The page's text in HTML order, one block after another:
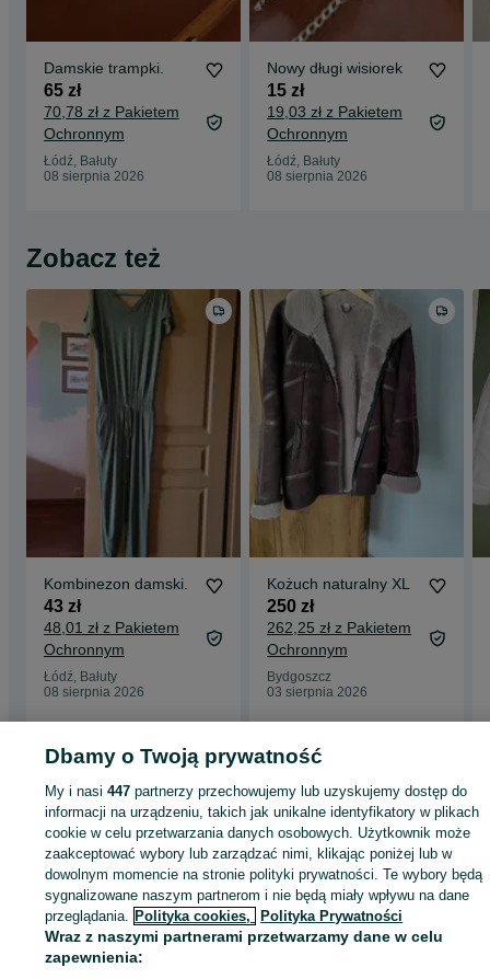
Damskie trampki.
65 zł
70,78 zł z Pakietem
Ochronnym
Łódź, Bałuty
08 sierpnia 2026
Nowy długi wisiorek
15 zł
19,03 zł z Pakietem
Ochronnym
Łódź, Bałuty
08 sierpnia 2026
Zobacz też
Kombinezon damski.
43 zł
48,01 zł z Pakietem
Ochronnym
Łódź, Bałuty
08 sierpnia 2026
Kożuch naturalny XL
250 zł
262,25 zł z Pakietem
Ochronnym
Bydgoszcz
03 sierpnia 2026
Strona główna Moda Ubrania damskie Odzież wierzchnia
Kurtki lekkie
Kurtki lekkie - Łódzkie
Kurtki lekkie - Łódź Kurtki lekkie - Bałuty
KATEGORIA
ID:1072191770 Wyświetlenia:
Dbamy o Twoją prywatność
My i nasi447 partnerzy przechowujemy lub uzyskujemy dostęp do
informacji na urządzeniu, takich jak unikalne identyfikatory w plikach
cookie w celu przetwarzania danych osobowych. Użytkownik może
zaakceptować wybory lub zarządzać nimi, klikając poniżej lub w
dowolnym momencie na stronie polityki prywatności. Te wybory będą
sygnalizowane naszym partnerom i nie będą miały wpływu na dane
przeglądania. Polityka cookies, Polityka Prywatności
Wraz z naszymi partnerami przetwarzamy dane w celu
zapewnienia: